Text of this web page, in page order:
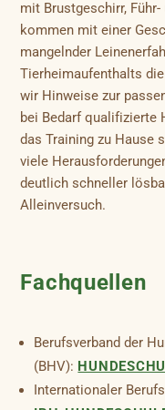
mit Brustgeschirr,
kommen mit einer
mangelnder
Tierheimaufenthalts
wir Hinweise zur
bei Bedarf qualifizierte
das Training zu Hause
viele
deutlich schneller
Alleinversuch.
Fachquellen
Berufsverband der
(BHV):
Internationaler